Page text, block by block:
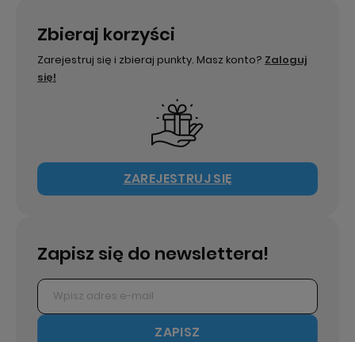
Zbieraj korzyści
Zarejestruj się i zbieraj punkty. Masz konto? Zaloguj
się!
ZAREJESTRUJ SIĘ
Zapisz się do newslettera!
ZAPISZ